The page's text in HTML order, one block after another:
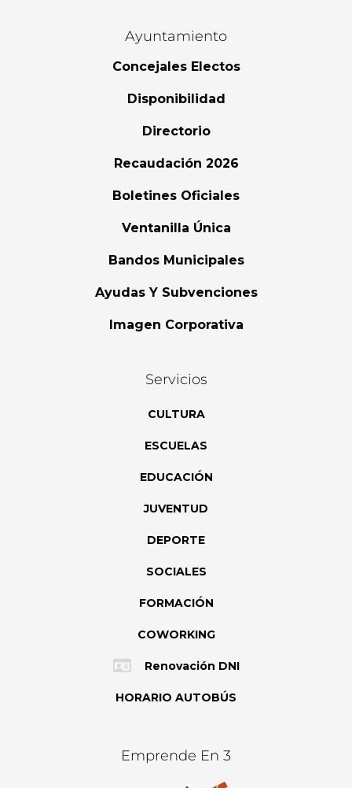
Ayuntamiento
Concejales Electos
Disponibilidad
Directorio
Recaudación 2026
Boletines Oficiales
Ventanilla Única
Bandos Municipales
Ayudas Y Subvenciones
Imagen Corporativa
Servicios
CULTURA
ESCUELAS
EDUCACIÓN
JUVENTUD
DEPORTE
SOCIALES
FORMACIÓN
COWORKING
Renovación DNI
HORARIO AUTOBÚS
Emprende En 3